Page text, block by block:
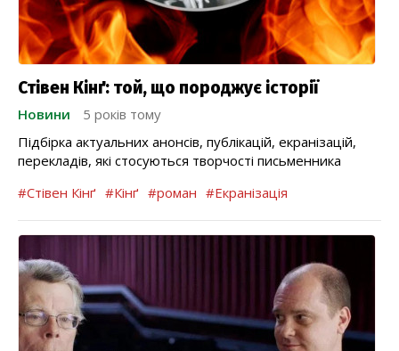
Стівен Кінґ: той, що породжує історії
Новини
5 років тому
Підбірка актуальних анонсів, публікацій, екранізацій,
перекладів, які стосуються творчості письменника
#Стівен Кінґ #Кінґ #роман #Екранізація